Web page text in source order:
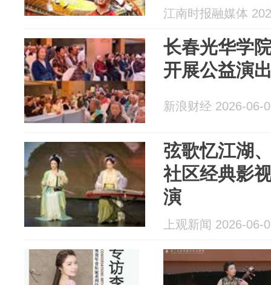
江南时报融媒体
长春光华学
开展公益演
新浪财经 2026-06-
弦歌忆江湖
社区经典影
演
上观新闻 2026-06-